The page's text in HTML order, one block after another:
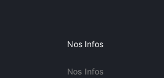
Nos Infos
Nos Infos